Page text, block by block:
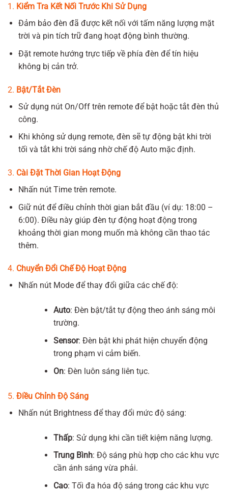
1. Kiểm Tra Kết Nối Trước Khi Sử Dụng
Đảm bảo đèn đã được kết nối với tấm năng lượng mặt
trời và pin tích trữ đang hoạt động bình thường.
Đặt remote hướng trực tiếp về phía đèn để tín hiệu
không bị cản trở.
2. Bật/Tắt Đèn
Sử dụng nút On/Off trên remote để bật hoặc tắt đèn thủ
công.
Khi không sử dụng remote, đèn sẽ tự động bật khi trời
tối và tắt khi trời sáng nhờ chế độ Auto mặc định.
3. Cài Đặt Thời Gian Hoạt Động
Nhấn nút Time trên remote.
Giữ nút để điều chỉnh thời gian bắt đầu (ví dụ: 18:00 –
6:00). Điều này giúp đèn tự động hoạt động trong
khoảng thời gian mong muốn mà không cần thao tác
thêm.
4. Chuyển Đổi Chế Độ Hoạt Động
Nhấn nút Mode để thay đổi giữa các chế độ:
Auto: Đèn bật/tắt tự động theo ánh sáng môi
trường.
Sensor: Đèn bật khi phát hiện chuyển động
trong phạm vi cảm biến.
On: Đèn luôn sáng liên tục.
5. Điều Chỉnh Độ Sáng
Nhấn nút Brightness để thay đổi mức độ sáng:
Thấp: Sử dụng khi cần tiết kiệm năng lượng.
Trung Bình: Độ sáng phù hợp cho các khu vực
cần ánh sáng vừa phải.
Cao: Tối đa hóa độ sáng trong các khu vực